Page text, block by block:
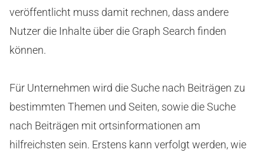
veröffentlicht muss damit rechnen, dass andere
Nutzer die Inhalte über die Graph Search finden
können.
Für Unternehmen wird die Suche nach Beiträgen zu
bestimmten Themen und Seiten, sowie die Suche
nach Beiträgen mit ortsinformationen am
hilfreichsten sein. Erstens kann verfolgt werden, wie